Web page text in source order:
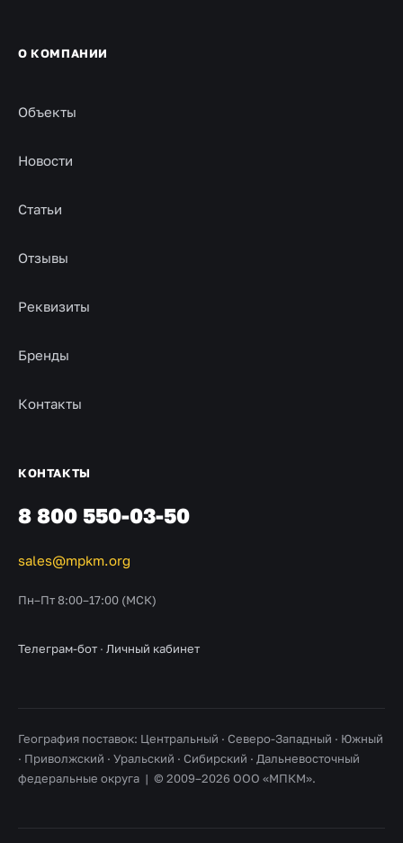
О КОМПАНИИ
Объекты
Новости
Статьи
Отзывы
Реквизиты
Бренды
Контакты
КОНТАКТЫ
8 800 550-03-50
sales@mpkm.org
Пн–Пт 8:00–17:00 (МСК)
Телеграм-бот · Личный кабинет
География поставок: Центральный · Северо-Западный · Южный
· Приволжский · Уральский · Сибирский · Дальневосточный
федеральные округа | © 2009–2026 ООО «МПКМ».